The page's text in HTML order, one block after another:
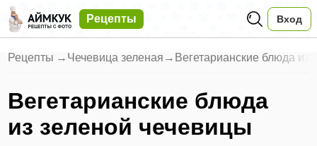
Рецепты Вход
Рецепты → Чечевица зеленая → Вегетарианские блюда из
Вегетарианские блюда
из зеленой чечевицы